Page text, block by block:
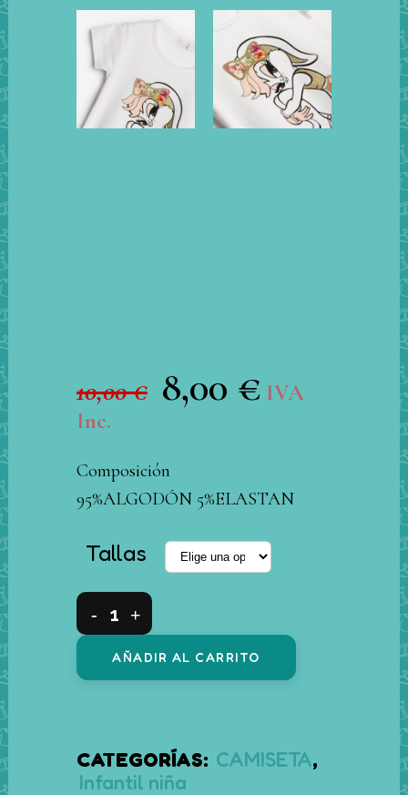
10,00€
El
precio
era:
10,00 €.
8,00 € El
8,00 €.
IVA
Inc.
Composición
95%ALGODÓN 5%ELASTAN
Tallas
Camiseta
manga
corta
Conejita
quantity
AÑADIR AL CARRITO
CATEGORÍAS: CAMISETA,
Infantil niña